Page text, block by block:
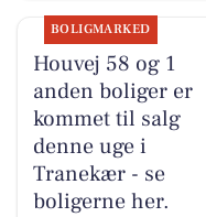
BOLIGMARKED
Houvej 58 og 1
anden boliger er
kommet til salg
denne uge i
Tranekær - se
boligerne her.